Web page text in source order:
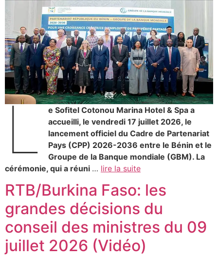
L
e Sofitel Cotonou Marina Hotel & Spa a
accueilli, le vendredi 17 juillet 2026, le
lancement officiel du Cadre de Partenariat
Pays (CPP) 2026-2036 entre le Bénin et le
Groupe de la Banque mondiale (GBM). La
cérémonie, qui a réuni … lire la suite
RTB/Burkina Faso: les
grandes décisions du
conseil des ministres du 09
juillet 2026 (Vidéo)